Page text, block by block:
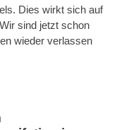
Dies wirkt sich auf
sind jetzt schon
wieder verlassen